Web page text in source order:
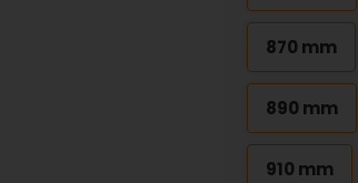
870 mm
890 mm
910 mm